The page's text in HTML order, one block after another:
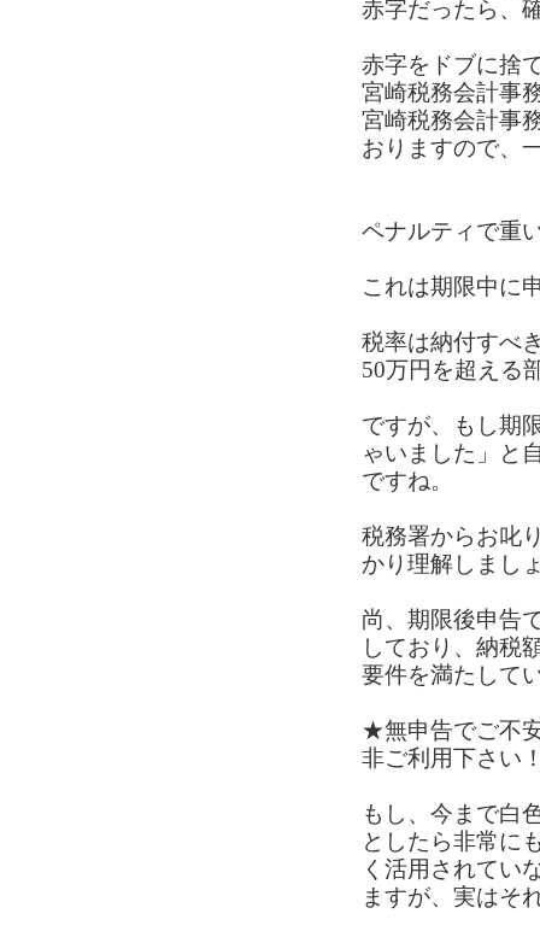
赤字だったら、
赤字をドブに捨
宮崎税務会計事
宮崎税務会計事
おりますので、
ペナルティで重
これは期限中に
税率は納付すべ
50万円を超える
ですが、もし期
ゃいました」と
ですね。
税務署からお叱
かり理解しまし
尚、期限後申告
しており、納税
要件を満たして
★無申告でご不
非ご利用下さい
もし、今まで白
としたら非常に
く活用されてい
ますが、実はそ